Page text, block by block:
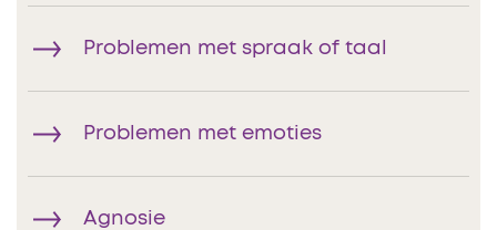
Problemen met spraak of taal
Problemen met emoties
Agnosie